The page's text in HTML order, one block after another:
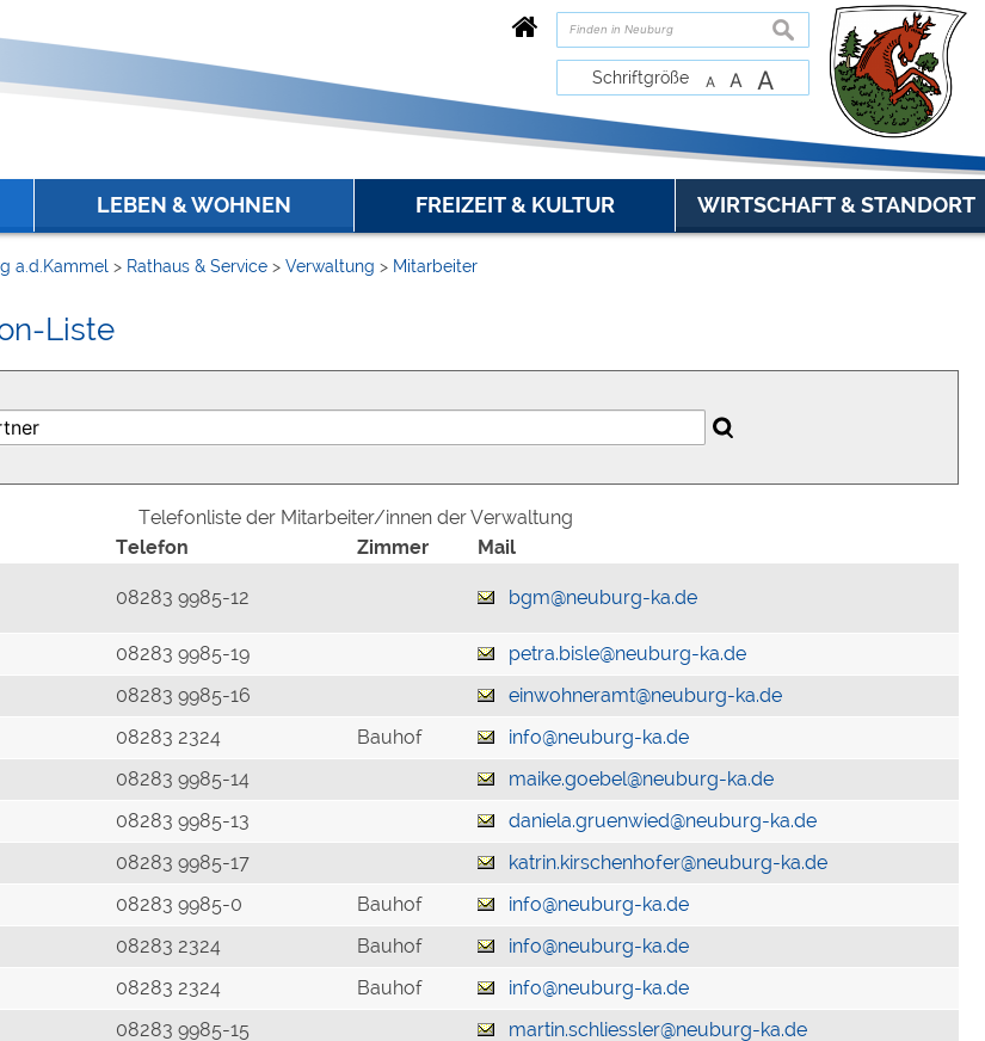
suchen
Schriftgröße A A A
LEBEN & WOHNEN FREIZEIT & KULTUR WIRTSCHAFT & STANDORT
a.d.Kammel > Rathaus & Service > Verwaltung > Mitarbeiter
Liste
Telefonliste der Mitarbeiter/innen der Verwaltung
Telefon Zimmer
Mail
08283 9985-12 bgm@neuburg-ka.de
08283 9985-19
petra.bisle@neuburg-ka.de
08283 9985-16
einwohneramt@neuburg-ka.de
08283 2324 Bauhof
info@neuburg-ka.de
08283 9985-14
maike.goebel@neuburg-ka.de
08283 9985-13
daniela.gruenwied@neuburg-ka.de
08283 9985-17
katrin.kirschenhofer@neuburg-ka.de
08283 9985-0 Bauhof
info@neuburg-ka.de
08283 2324 Bauhof
info@neuburg-ka.de
08283 2324 Bauhof
info@neuburg-ka.de
08283 9985-15
martin.schliessler@neuburg-ka.de